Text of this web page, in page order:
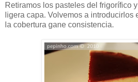
Retiramos los pasteles del frigorífico
ligera capa. Volvemos a introducirlos
la cobertura gane consistencia.